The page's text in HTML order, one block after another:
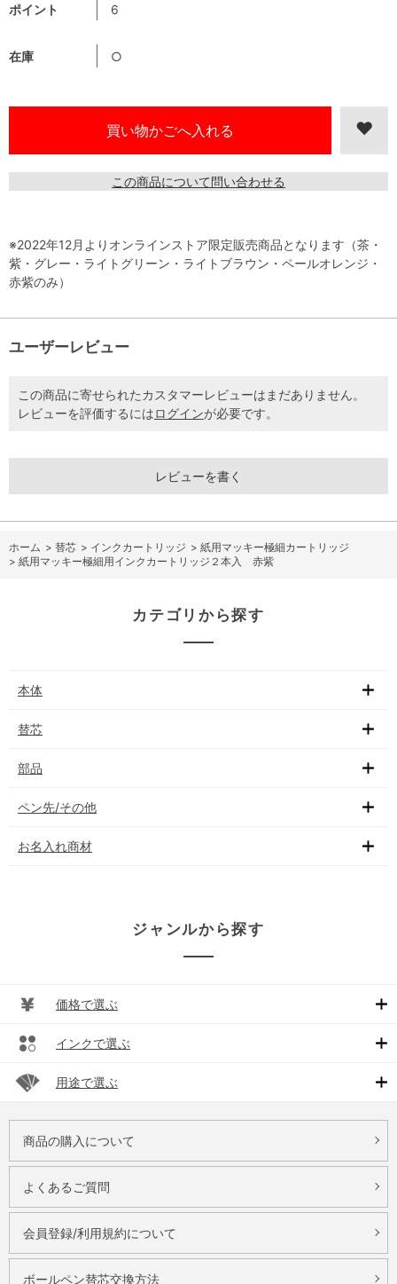
ポイント 6
在庫 ○
この商品について問い合わせる
※2022年12月よりオンラインストア限定販売商品となります（茶・
紫・グレー・ライトグリーン・ライトブラウン・ペールオレンジ・
赤紫のみ）
ユーザーレビュー
この商品に寄せられたカスタマーレビューはまだありません。
レビューを評価するにはログインが必要です。
レビューを書く
ホーム > 替芯 > インクカートリッジ > 紙用マッキー極細カートリッジ
> 紙用マッキー極細用インクカートリッジ２本入 赤紫
カテゴリから探す
本体
替芯
部品
ペン先/その他
お名入れ商材
ジャンルから探す
価格で選ぶ
インクで選ぶ
用途で選ぶ
商品の購入について
よくあるご質問
会員登録/利用規約について
ボールペン替芯交換方法